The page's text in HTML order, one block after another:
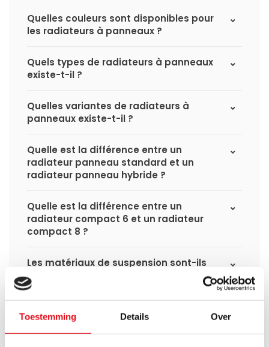
Toestemming Details Over
Quelles couleurs sont disponibles pour
les radiateurs à panneaux ?
Quels types de radiateurs à panneaux
existe-t-il ?
Quelles variantes de radiateurs à
panneaux existe-t-il ?
Quelle est la différence entre un
radiateur panneau standard et un
radiateur panneau hybride ?
Quelle est la différence entre un
radiateur compact 6 et un radiateur
compact 8 ?
Les matériaux de suspension sont-ils
fournis ?
compléter l'installation de mon
radiateur ?